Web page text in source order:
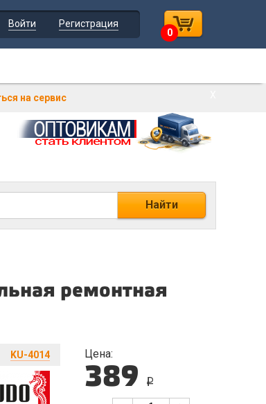
Войти
Регистрация
0
на сервис
Найти
ремонтная
KU-4014
Цена:
389 i